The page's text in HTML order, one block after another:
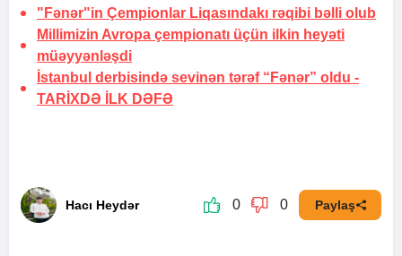
"Fənər"in Çempionlar Liqasındakı rəqibi bəlli olub
Millimizin Avropa çempionatı üçün ilkin heyəti
müəyyənləşdi
İstanbul derbisində sevinən tərəf “Fənər” oldu -
TARİXDƏ İLK DƏFƏ
Hacı Heydər 0 0 Paylaş